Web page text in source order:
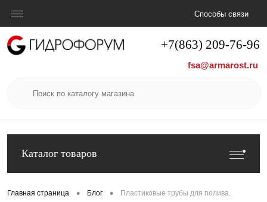
+7(863) 209-76-96
fsa@armarost.ru
Способы связи
Каталог товаров
Главная страница • Блог • Пластиковые трубы для полива.